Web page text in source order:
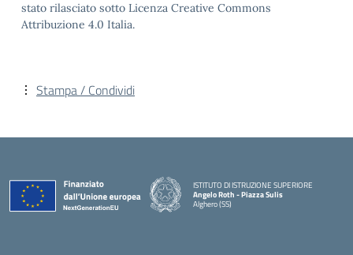
stato rilasciato sotto Licenza Creative Commons
Attribuzione 4.0 Italia.
Stampa / Condividi
ISTITUTO DI ISTRUZIONE SUPERIORE
Angelo Roth - Piazza Sulis
Alghero (SS)
— Visita la pagina iniziale della scuola